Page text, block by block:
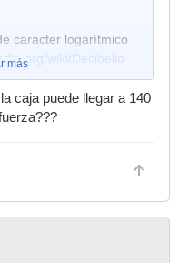
carácter logarítmico
wiki/Decibelio
más
caja puede llegar a 140